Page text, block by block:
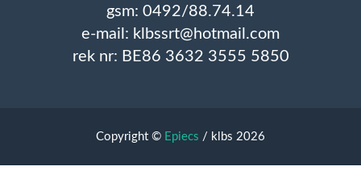
gsm: 0492/88.74.14
e-mail: klbssrt@hotmail.com
rek nr: BE86 3632 3555 5850
Copyright © Epiecs / klbs 2026